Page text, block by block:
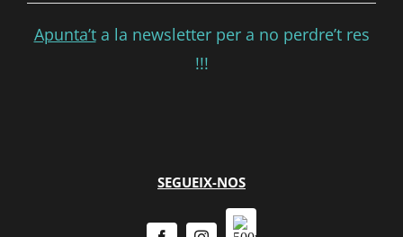
Apunta’ta la newsletter per a no perdre’t res
!!!
SEGUEIX-NOS